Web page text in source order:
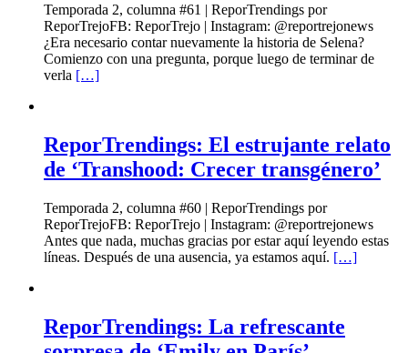
Temporada 2, columna #61 | ReporTrendings por
ReporTrejoFB: ReporTrejo | Instagram: @reportrejonews
¿Era necesario contar nuevamente la historia de Selena?
Comienzo con una pregunta, porque luego de terminar de
verla […]
ReporTrendings: El estrujante relato
de ‘Transhood: Crecer transgénero’
Temporada 2, columna #60 | ReporTrendings por
ReporTrejoFB: ReporTrejo | Instagram: @reportrejonews
Antes que nada, muchas gracias por estar aquí leyendo estas
líneas. Después de una ausencia, ya estamos aquí. […]
ReporTrendings: La refrescante